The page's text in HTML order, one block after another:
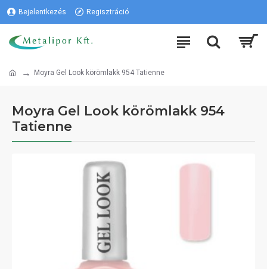
Bejelentkezés Regisztráció
Moyra Gel Look körömlakk 954 Tatienne
Moyra Gel Look körömlakk 954
Tatienne